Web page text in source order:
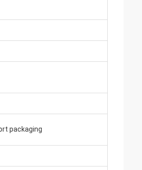
packaging